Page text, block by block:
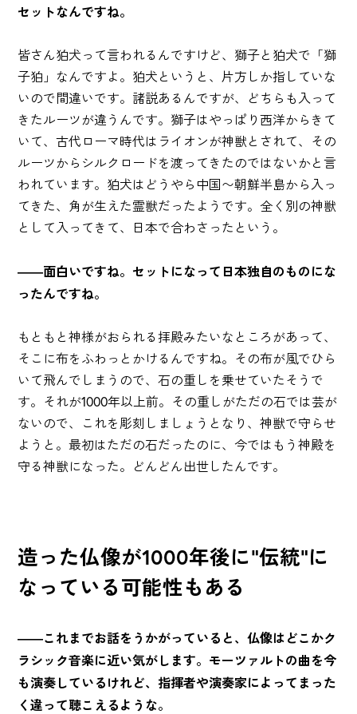
セットなんですね。
皆さん狛犬って言われるんですけど、獅子と狛犬で「獅
子狛」なんですよ。狛犬というと、片方しか指していな
いので間違いです。諸説あるんですが、どちらも入って
きたルーツが違うんです。獅子はやっぱり西洋からきて
いて、古代ローマ時代はライオンが神獣とされて、その
ルーツからシルクロードを渡ってきたのではないかと言
われています。狛犬はどうやら中国〜朝鮮半島から入っ
てきた、角が生えた霊獣だったようです。全く別の神獣
として入ってきて、日本で合わさったという。
――面白いですね。セットになって日本独自のものにな
ったんですね。
もともと神様がおられる拝殿みたいなところがあって、
そこに布をふわっとかけるんですね。その布が風でひら
いて飛んでしまうので、石の重しを乗せていたそうで
す。それが1000年以上前。その重しがただの石では芸が
ないので、これを彫刻しましょうとなり、神獣で守らせ
ようと。最初はただの石だったのに、今ではもう神殿を
守る神獣になった。どんどん出世したんです。
造った仏像が1000年後に"伝統"に
なっている可能性もある
――これまでお話をうかがっていると、仏像はどこかク
ラシック音楽に近い気がします。モーツァルトの曲を今
も演奏しているけれど、指揮者や演奏家によってまった
く違って聴こえるような。